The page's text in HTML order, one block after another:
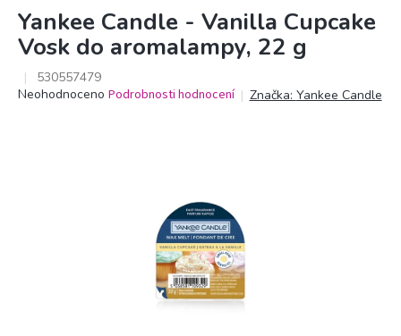
Yankee Candle - Vanilla Cupcake
Vosk do aromalampy, 22 g
530557479
Průměrné
Neohodnoceno Podrobnosti hodnocení Značka: Yankee Candle